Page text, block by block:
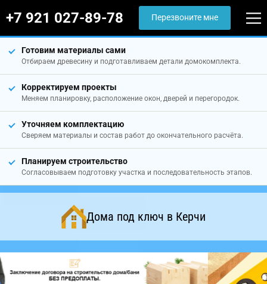
+7 921 027-89-78 Перезвоните мне
Готовим материалы сами
Отбираем древесину и подготавливаем детали домокомплекта.
Корректируем проекты
Меняем планировку, расположение окон, дверей и перегородок.
Уточняем комплектацию
Сверяем материалы и состав работ до окончательного расчёта.
Планируем строительство
Согласовываем подготовку участка и последовательность этапов.
Дома под ключ в Керчи